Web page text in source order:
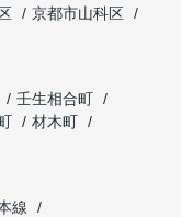
京都市山科区
壬生相合町
材木町
線